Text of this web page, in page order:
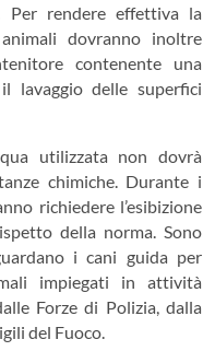
Per rendere effettiva la
dovranno inoltre
contenente una
lavaggio delle superfici
utilizzata non dovrà
chimiche. Durante i
richiedere l’esibizione
della norma. Sono
i cani guida per
impiegati in attività
Forze di Polizia, dalla
del Fuoco.